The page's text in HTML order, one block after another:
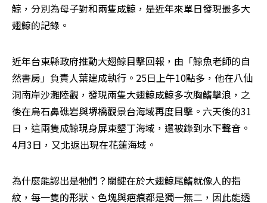
鯨，分別為母子對和兩隻成鯨，是近年來單日發現最多大
翅鯨的記錄。
近年台東縣政府推動大翅鯨目擊回報，由「鯨魚老師的自
然書房」負責人葉建成執行。25日上午10點多，他在八仙
洞南岸沙灘陸觀，發現兩隻大翅鯨成鯨多次胸鰭擊浪，之
後在烏石鼻礁岩與堺橋觀景台海域再度目擊。六天後的31
日，這兩隻成鯨現身屏東墾丁海域，還被錄到水下聲音。
4月3日，又北返出現在花蓮海域。
為什麼能認出是牠們？關鍵在於大翅鯨尾鰭就像人的指
紋，每一隻的形狀、色塊與疤痕都是獨一無二，因此能透